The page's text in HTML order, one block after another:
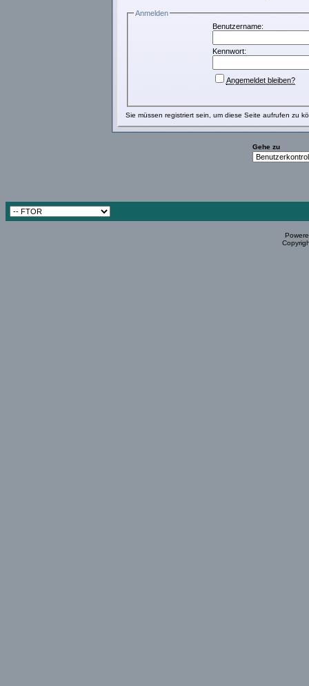
Anmelden
Benutzername:
Kennwort:
Angemeldet bleiben?
Sie müssen registriert sein, um diese Seite aufrufen zu
Gehe zu